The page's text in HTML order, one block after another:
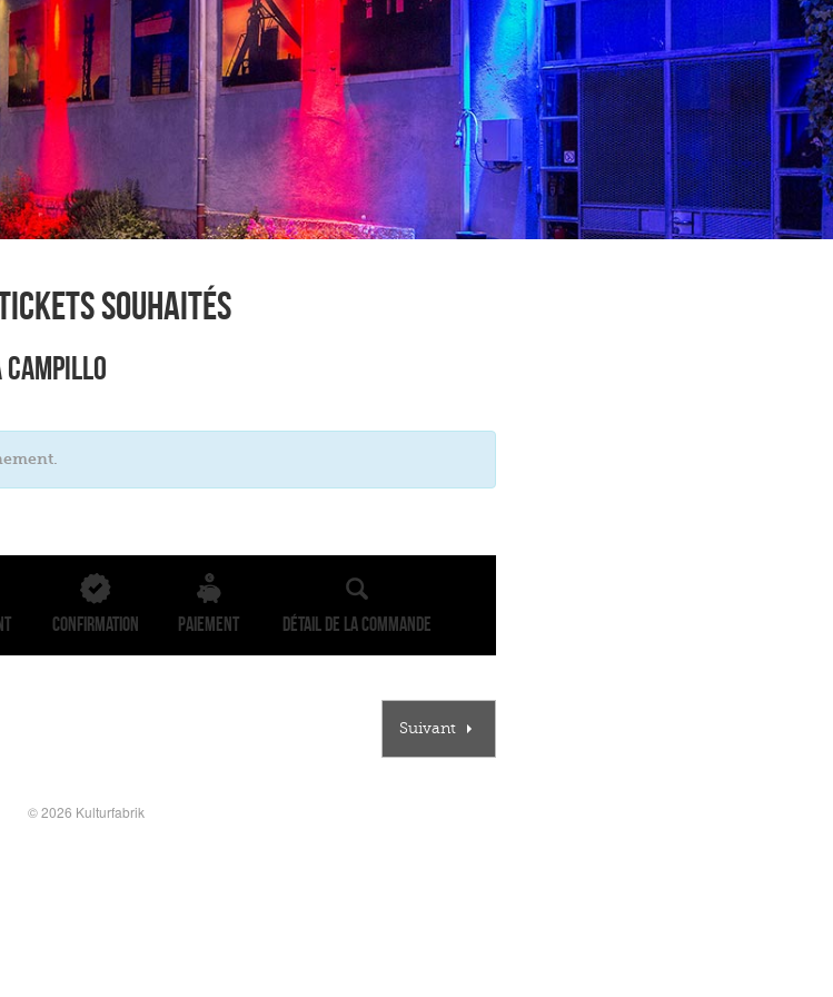
souhaités
Campillo
Confirmation Paiement Détail de la commande
Suivant
© 2026 Kulturfabrik